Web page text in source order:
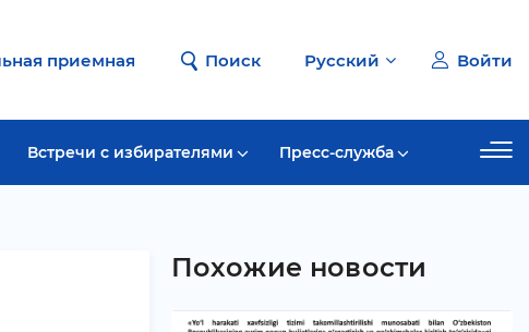
приемная Поиск Русский Войти
Встречи с избирателями Пресс-служба
Похожие новости